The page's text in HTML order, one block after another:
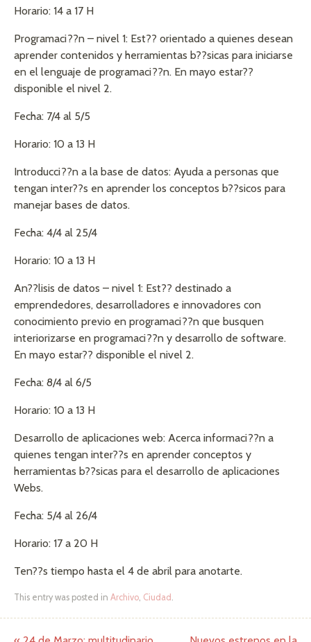
Horario: 14 a 17 H
Programaci??n – nivel 1: Est?? orientado a quienes desean
aprender contenidos y herramientas b??sicas para iniciarse
en el lenguaje de programaci??n. En mayo estar??
disponible el nivel 2.
Fecha: 7/4 al 5/5
Horario: 10 a 13 H
Introducci??n a la base de datos: Ayuda a personas que
tengan inter??s en aprender los conceptos b??sicos para
manejar bases de datos.
Fecha: 4/4 al 25/4
Horario: 10 a 13 H
An??lisis de datos – nivel 1: Est?? destinado a
emprendedores, desarrolladores e innovadores con
conocimiento previo en programaci??n que busquen
interiorizarse en programaci??n y desarrollo de software.
En mayo estar?? disponible el nivel 2.
Fecha: 8/4 al 6/5
Horario: 10 a 13 H
Desarrollo de aplicaciones web: Acerca informaci??n a
quienes tengan inter??s en aprender conceptos y
herramientas b??sicas para el desarrollo de aplicaciones
Webs.
Fecha: 5/4 al 26/4
Horario: 17 a 20 H
Ten??s tiempo hasta el 4 de abril para anotarte.
This entry was posted in Archivo, Ciudad .